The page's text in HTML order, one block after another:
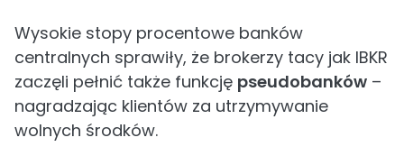
Wysokie stopy procentowe banków
centralnych sprawiły, że brokerzy tacy jak IBKR
zaczęli pełnić także funkcję pseudobanków –
nagradzając klientów za utrzymywanie
wolnych środków.